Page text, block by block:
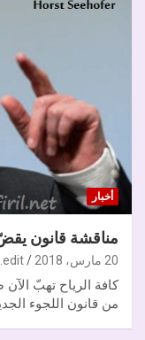
أخبار
مناقشة قانون
20 مارس، 2018
كافة الرياح تهبّ
من قانون اللجوء